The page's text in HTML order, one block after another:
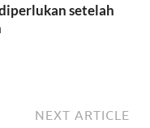
setelah
NEXT ARTICLE